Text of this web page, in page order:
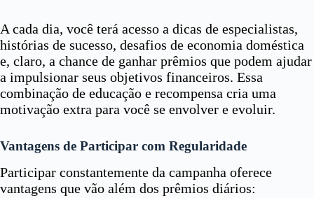
A cada dia, você terá acesso a dicas de especialistas,
histórias de sucesso, desafios de economia doméstica
e, claro, a chance de ganhar prêmios que podem ajudar
a impulsionar seus objetivos financeiros. Essa
combinação de educação e recompensa cria uma
motivação extra para você se envolver e evoluir.
Vantagens de Participar com Regularidade
Participar constantemente da campanha oferece
vantagens que vão além dos prêmios diários: